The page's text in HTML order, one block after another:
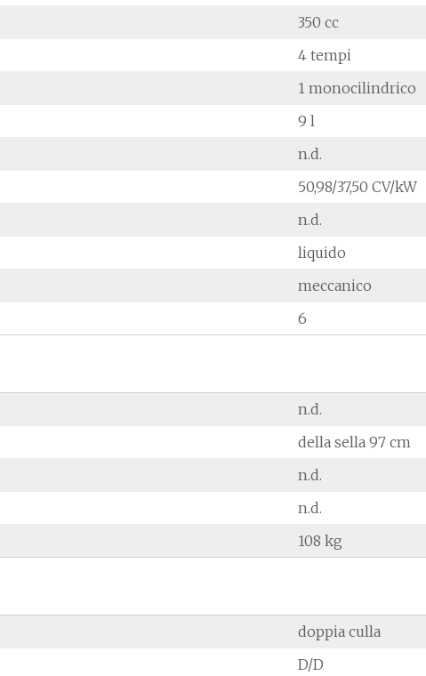
350 cc
4 tempi
1 monocilindrico
9 l
n.d.
50,98/37,50 CV/kW
n.d.
liquido
meccanico
6
n.d.
della sella 97 cm
n.d.
n.d.
108 kg
doppia culla
D/D